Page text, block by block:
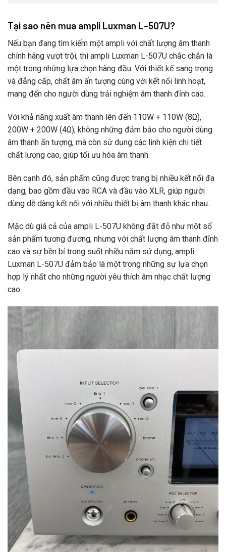
Tại sao nên mua ampli Luxman L-507U?
Nếu bạn đang tìm kiếm một ampli với chất lượng âm thanh
chính hãng vượt trội, thì ampli Luxman L-507U chắc chắn là
một trong những lựa chọn hàng đầu. Với thiết kế sang trọng
và đẳng cấp, chất âm ấn tượng cùng với kết nối linh hoạt,
mang đến cho người dùng trải nghiệm âm thanh đỉnh cao.
Với khả năng xuất âm thanh lên đến 110W + 110W (8Ω),
200W + 200W (4Ω), không những đảm bảo cho người dùng
âm thanh ấn tượng, mà còn sử dụng các linh kiện chi tiết
chất lượng cao, giúp tối ưu hóa âm thanh.
Bên cạnh đó, sản phẩm cũng được trang bị nhiều kết nối đa
dạng, bao gồm đầu vào RCA và đầu vào XLR, giúp người
dùng dễ dàng kết nối với nhiều thiết bị âm thanh khác nhau.
Mặc dù giá cả của ampli L-507U không đắt đỏ như một số
sản phẩm tương đương, nhưng với chất lượng âm thanh đỉnh
cao và sự bền bỉ trong suốt nhiều năm sử dụng, ampli
Luxman L-507U đảm bảo là một trong những sự lựa chọn
hợp lý nhất cho những người yêu thích âm nhạc chất lượng
cao.